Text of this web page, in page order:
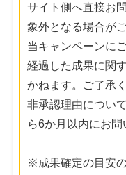
サイト側へ直接お
象外となる場合が
当キャンペーンに
経過した成果に関
かねます。ご了承
非承認理由につい
ら6か月以内にお問
※成果確定の目安